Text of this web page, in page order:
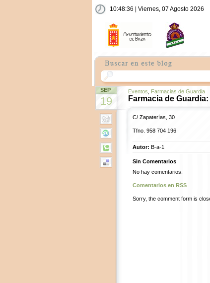
10:48:36 | Viernes, 07 Agosto 2026
SEP
19
Eventos Farmacias de Guardia
Farmacia de
C/ Zapaterías, 30
Tfno. 958 704 196
Autor: B-a-1
Sin Comentarios
No hay comentarios.
Comentarios en RSS
Sorry, the comment form is